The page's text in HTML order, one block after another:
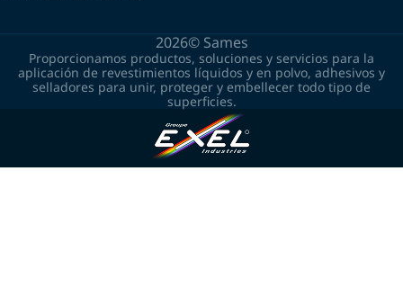
2026© Sames
Proporcionamos productos, soluciones y servicios para la
aplicación de revestimientos líquidos y en polvo, adhesivos y
selladores para unir, proteger y embellecer todo tipo de
superficies.